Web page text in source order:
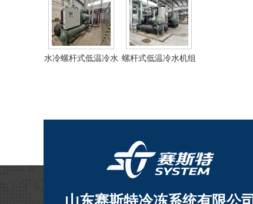
水冷螺杆式低温冷水 螺杆式低温冷水机组
山东赛斯特冷冻系统有限公司